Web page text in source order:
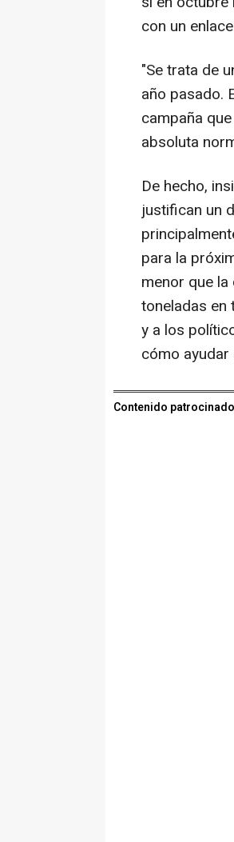
con un
"Se trata de
año pasado.
campaña
absoluta
De hecho,
justifican un
para la
menor que
toneladas en
y a los
cómo
Contenido patrocinado